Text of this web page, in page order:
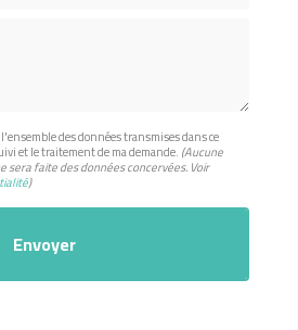
des données transmises dans ce
et le traitement de ma demande.(Aucune
sera faite des données concervées. Voir
)